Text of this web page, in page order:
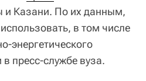
и Казани. По их данным,
в том числе
энергетического
пресс-службе вуза.